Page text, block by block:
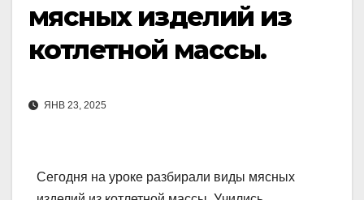
мясных изделий из
котлетной массы.
ЯНВ 23, 2025
Сегодня на уроке разбирали виды мясных